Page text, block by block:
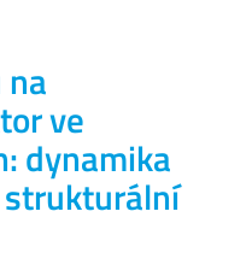
ve
dynamika